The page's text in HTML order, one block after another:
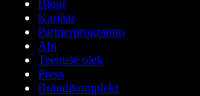
Blogi
Karjäär
Partnerprogramm
Abi
Teenuse olek
Press
Brändikomplekt